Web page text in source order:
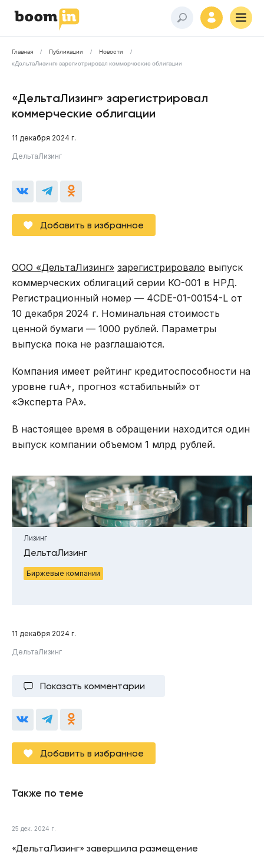
Главная Публикации
Новости
«ДельтаЛизинг» зарегистрировал коммерческие облигации
«ДельтаЛизинг» зарегистрировал
коммерческие облигации
11 декабря 2024 г.
ДельтаЛизинг
Добавить в избранное
ООО «ДельтаЛизинг» зарегистрировало выпуск
коммерческих облигаций серии КО-001 в НРД.
Регистрационный номер — 4CDE-01-00154-L от
10 декабря 2024 г. Номинальная стоимость
ценной бумаги — 1000 рублей. Параметры
выпуска пока не разглашаются.
Компания имеет рейтинг кредитоспособности на
уровне ruA+, прогноз «стабильный» от
«Эксперта РА».
В настоящее время в обращении находится один
выпуск компании объемом 1 млрд рублей.
Лизинг
ДельтаЛизинг
Биржевые компании
11 декабря 2024 г.
ДельтаЛизинг
Показать комментарии
Добавить в избранное
Также по теме
25 дек. 2024 г.
«ДельтаЛизинг» завершила размещение